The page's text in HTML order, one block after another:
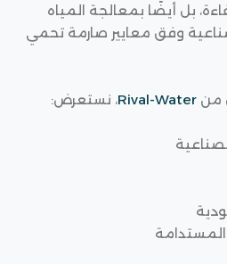
بل أيضًا بمعالجة المياه
وفق معايير صارمة تحمي
منRival-Water، نستعرض: